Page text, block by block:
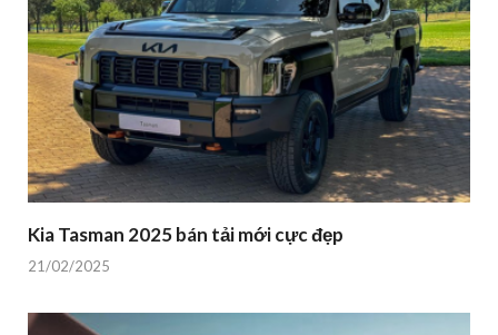
Kia Tasman 2025 bán tải mới cực đẹp
21/02/2025